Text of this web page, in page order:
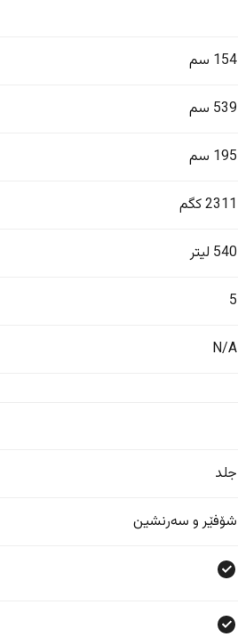
154 سم
539 سم
195 سم
2311 کگم
540 لیتر
5
N/A
جلد
شۆفێر و سەرنشین